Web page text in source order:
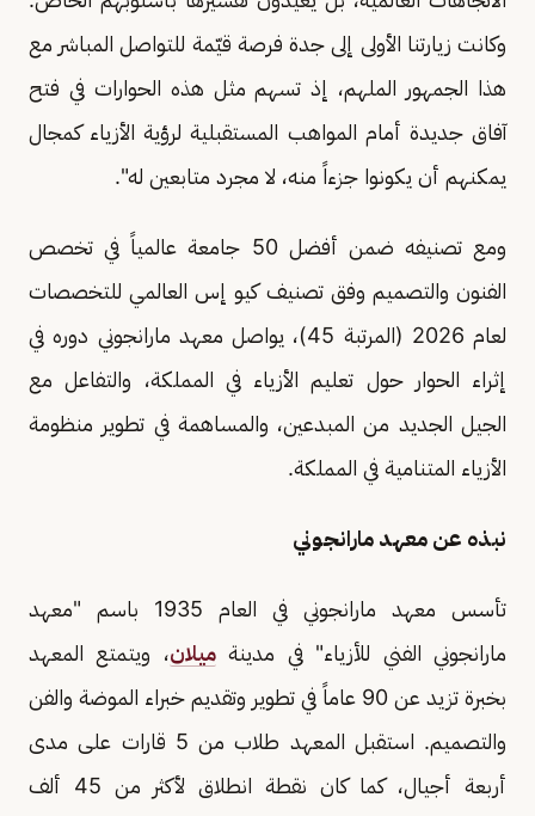
وكانت زيارتنا الأولى إلى جدة فرصة قيّمة للتواصل المباشر مع
هذا الجمهور الملهم، إذ تسهم مثل هذه الحوارات في فتح
آفاق جديدة أمام المواهب المستقبلية لرؤية الأزياء كمجال
يمكنهم أن يكونوا جزءاً منه، لا مجرد متابعين له".
ومع تصنيفه ضمن أفضل 50 جامعة عالمياً في تخصص
الفنون والتصميم وفق تصنيف كيو إس العالمي للتخصصات
لعام 2026 (المرتبة 45)، يواصل معهد مارانجوني دوره في
إثراء الحوار حول تعليم الأزياء في المملكة، والتفاعل مع
الجيل الجديد من المبدعين، والمساهمة في تطوير منظومة
الأزياء المتنامية في المملكة.
نبذه عن معهد مارانجوني
تأسس معهد مارانجوني في العام 1935 باسم "معهد
مارانجوني الفني للأزياء" في مدينةميلان، ويتمتع المعهد
بخبرة تزيد عن 90 عاماً في تطوير وتقديم خبراء الموضة والفن
والتصميم. استقبل المعهد طلاب من 5 قارات على مدى
أربعة أجيال، كما كان نقطة انطلاق لأكثر من 45 ألف